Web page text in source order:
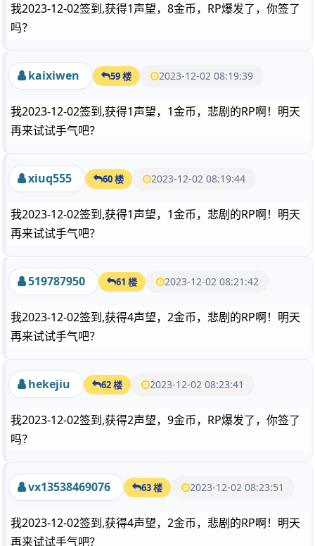
我2023-12-02签到,获得1声望，8金币，RP爆发了，你签了
吗？
kaixiwen 59 楼 2023-12-02 08:19:39
我2023-12-02签到,获得1声望，1金币，悲剧的RP啊！明天
再来试试手气吧？
xiuq555 60 楼 2023-12-02 08:19:44
我2023-12-02签到,获得1声望，1金币，悲剧的RP啊！明天
再来试试手气吧？
519787950 61 楼 2023-12-02 08:21:42
我2023-12-02签到,获得4声望，2金币，悲剧的RP啊！明天
再来试试手气吧？
hekejiu 62 楼 2023-12-02 08:23:41
我2023-12-02签到,获得2声望，9金币，RP爆发了，你签了
吗？
vx13538469076 63 楼 2023-12-02 08:23:51
我2023-12-02签到,获得4声望，2金币，悲剧的RP啊！明天
再来试试手气吧？